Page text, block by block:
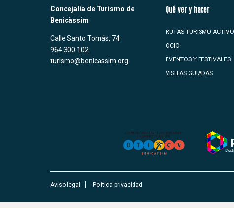
Concejalía de Turismo de
Benicàssim
Calle Santo Tomás, 74
964 300 102
turismo@benicassim.org
Qué ver y hacer
RUTAS TURISMO ACTIVO
OCIO
EVENTOS Y FESTIVALES
VISITAS GUIADAS
Aviso legal Política privacidad